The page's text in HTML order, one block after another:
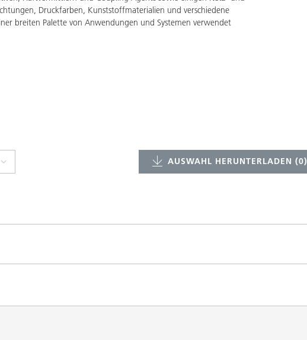
Druckfarben, Kunststoffmaterialien und verschiedene
breiten Palette von Anwendungen und Systemen verwendet
AUSWAHL HERUNTERLADEN (0)